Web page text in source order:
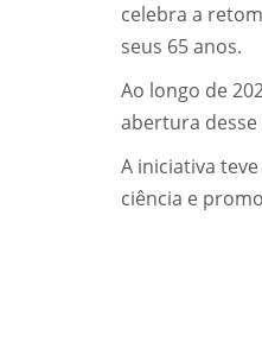
celebra a
seus 65 anos.
Ao longo de
abertura
A iniciativa
ciência e